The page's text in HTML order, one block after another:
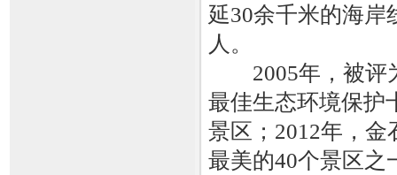
延30余千米的海岸
人。
2005年，被评为
最佳生态环境保护
景区；2012年，金
最美的40个景区之